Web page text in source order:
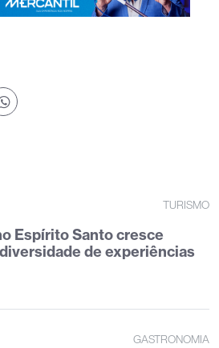
TURISMO
Espírito Santo cresce
de experiências
GASTRONOMIA